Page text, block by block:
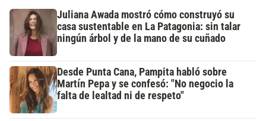
Juliana Awada mostró cómo construyó su
casa sustentable en La Patagonia: sin talar
ningún árbol y de la mano de su cuñado
Desde Punta Cana, Pampita habló sobre
Martín Pepa y se confesó: "No negocio la
falta de lealtad ni de respeto"